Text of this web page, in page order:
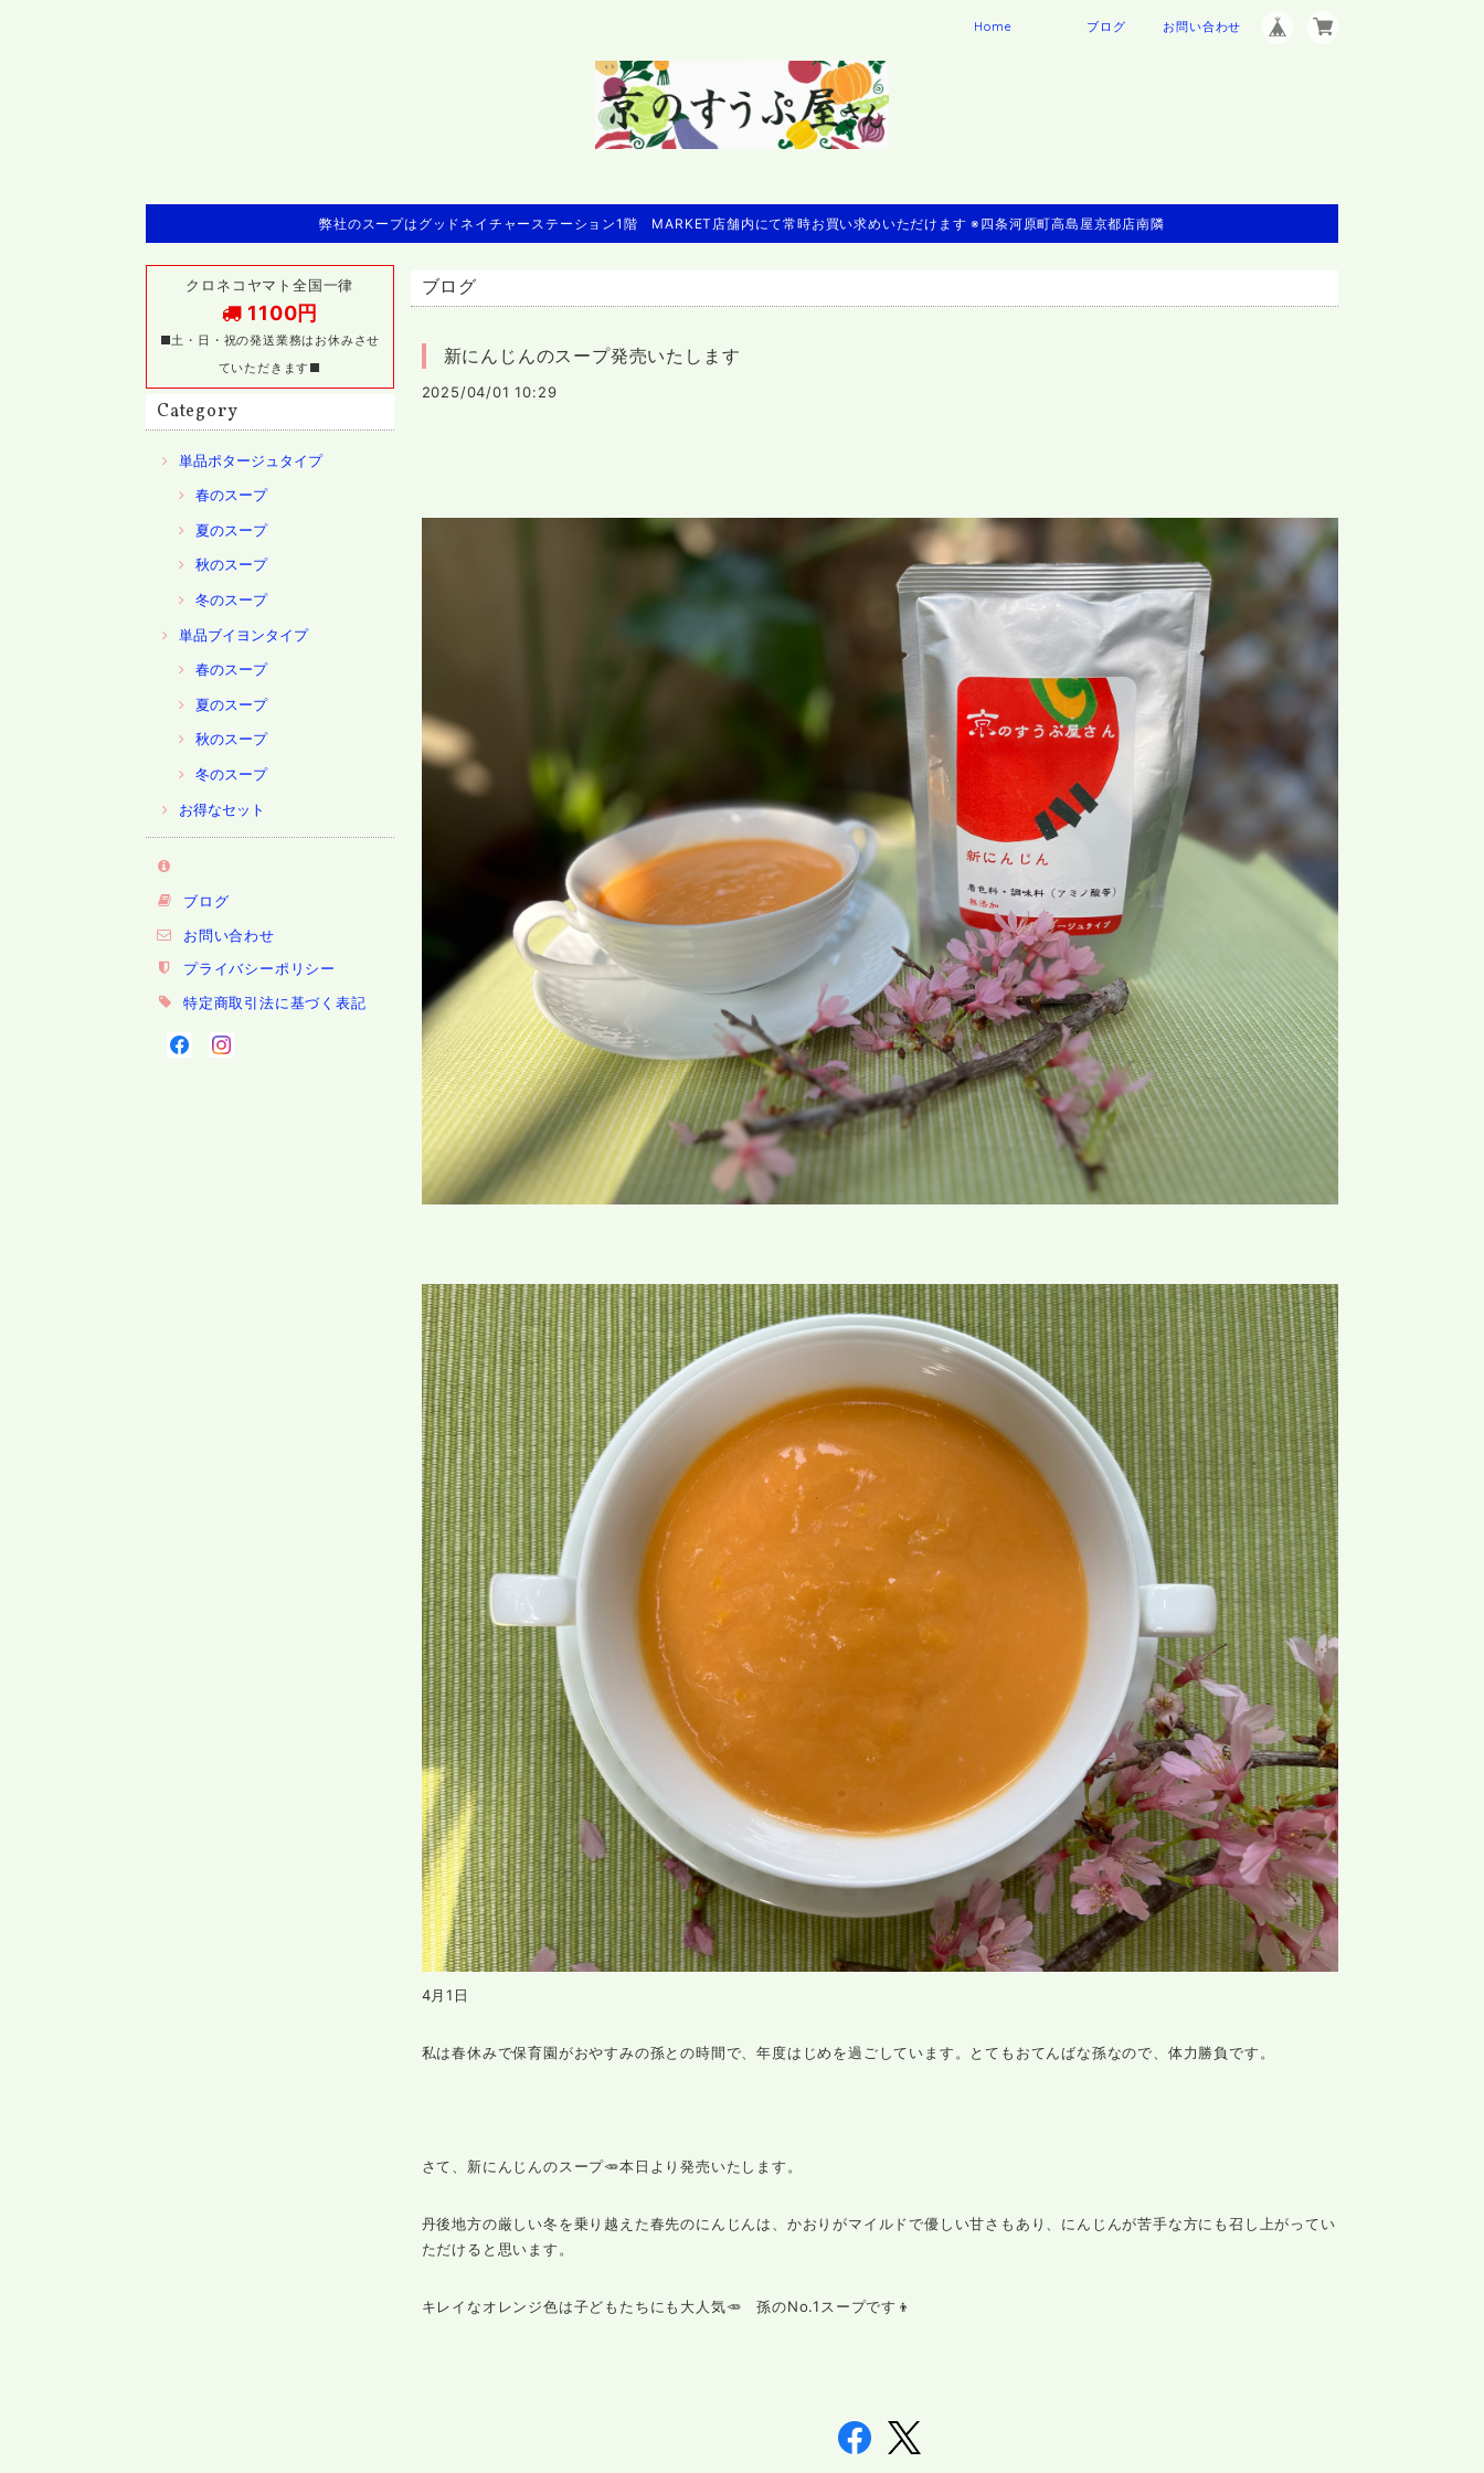
Home ブログ お問い合わせ
弊社のスープはグッドネイチャーステーション1階 MARKET店舗内にて常時お買い求めいただけます ※四条河原町高島屋京都店南隣
クロネコヤマト全国一律
1100円
■土・日・祝の発送業務はお休みさせ
ていただきます■
Category
単品ポタージュタイプ
春のスープ
夏のスープ
秋のスープ
冬のスープ
単品ブイヨンタイプ
春のスープ
夏のスープ
秋のスープ
冬のスープ
お得なセット
ブログ
お問い合わせ
プライバシーポリシー
特定商取引法に基づく表記
ブログ
新にんじんのスープ発売いたします
2025/04/01 10:29
4月1日
私は春休みで保育園がおやすみの孫との時間で、年度はじめを過ごしています。とてもおてんばな孫なので、体力勝負です。
さて、新にんじんのスープ🥕本日より発売いたします。
丹後地方の厳しい冬を乗り越えた春先のにんじんは、かおりがマイルドで優しい甘さもあり、にんじんが苦手な方にも召し上がってい
ただけると思います。
キレイなオレンジ色は子どもたちにも大人気🥕 孫のNo.1スープです👦